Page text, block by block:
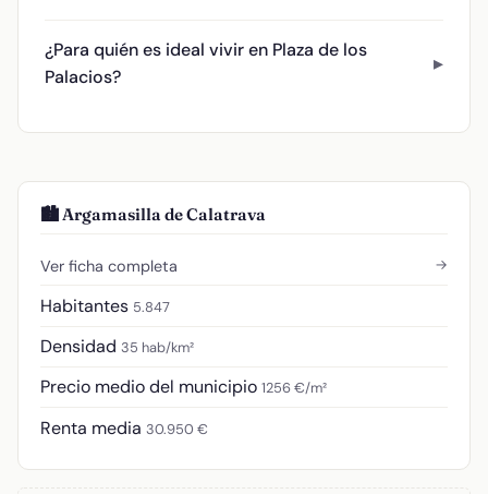
¿Para quién es ideal vivir en Plaza de los
Palacios?
🏙️ Argamasilla de Calatrava
Ver ficha completa →
Habitantes 5.847
Densidad 35 hab/km²
Precio medio del municipio 1256 €/m²
Renta media 30.950 €